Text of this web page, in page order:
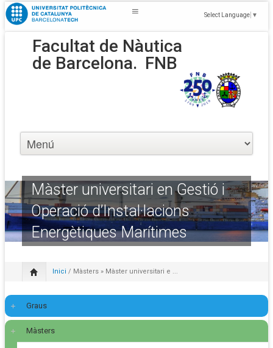
Select Language ▼
Facultat de Nàutica
de Barcelona. FNB
Màster universitari en Gestió i
Operació d’Instal·lacions
Energètiques Marítimes
Inici / Màsters » Màster universitari e ...
Graus
Màsters